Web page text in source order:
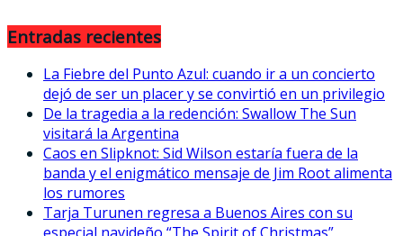
Entradas recientes
La Fiebre del Punto Azul: cuando ir a un concierto
dejó de ser un placer y se convirtió en un privilegio
De la tragedia a la redención: Swallow The Sun
visitará la Argentina
Caos en Slipknot: Sid Wilson estaría fuera de la
banda y el enigmático mensaje de Jim Root alimenta
los rumores
Tarja Turunen regresa a Buenos Aires con su